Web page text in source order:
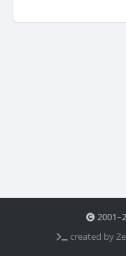
created by